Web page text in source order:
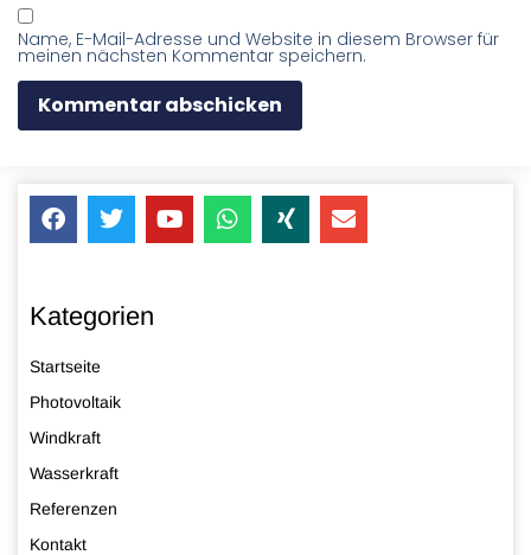
Name, E-Mail-Adresse und Website in diesem Browser für
meinen nächsten Kommentar speichern.
Kategorien
Startseite
Photovoltaik
Windkraft
Wasserkraft
Referenzen
Kontakt